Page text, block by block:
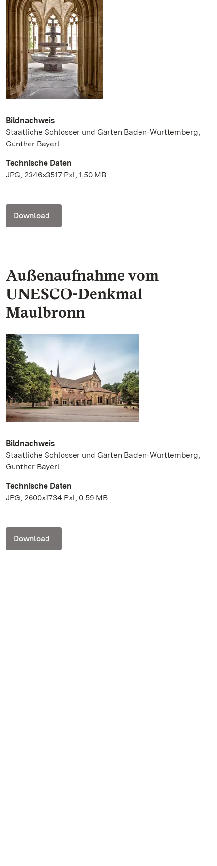
Bildnachweis
Staatliche Schlösser und Gärten Baden-Württemberg,
Günther Bayerl
Technische Daten
JPG, 2346x3517 Pxl, 1.50 MB
Download
Außenaufnahme vom
UNESCO-Denkmal
Maulbronn
Bildnachweis
Staatliche Schlösser und Gärten Baden-Württemberg,
Günther Bayerl
Technische Daten
JPG, 2600x1734 Pxl, 0.59 MB
Download